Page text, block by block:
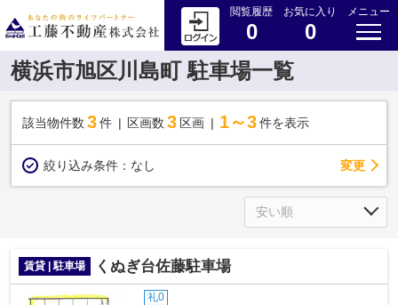
閲覧履歴
0
お気に入り
0
メニュー
横浜市旭区川島町 駐車場一覧
該当物件数 3件 区画数 3 区画 1～3 件を表示
絞り込み条件： なし 変更
賃貸 | 駐車場 くぬぎ台佐藤駐車場
礼0